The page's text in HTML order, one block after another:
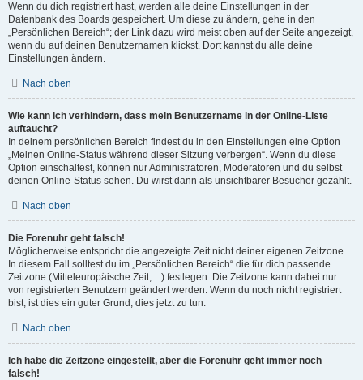
Wenn du dich registriert hast, werden alle deine Einstellungen in der
Datenbank des Boards gespeichert. Um diese zu ändern, gehe in den
„Persönlichen Bereich“; der Link dazu wird meist oben auf der Seite angezeigt,
wenn du auf deinen Benutzernamen klickst. Dort kannst du alle deine
Einstellungen ändern.
Nach oben
Wie kann ich verhindern, dass mein Benutzername in der Online-Liste
auftaucht?
In deinem persönlichen Bereich findest du in den Einstellungen eine Option
„Meinen Online-Status während dieser Sitzung verbergen“. Wenn du diese
Option einschaltest, können nur Administratoren, Moderatoren und du selbst
deinen Online-Status sehen. Du wirst dann als unsichtbarer Besucher gezählt.
Nach oben
Die Forenuhr geht falsch!
Möglicherweise entspricht die angezeigte Zeit nicht deiner eigenen Zeitzone.
In diesem Fall solltest du im „Persönlichen Bereich“ die für dich passende
Zeitzone (Mitteleuropäische Zeit, ...) festlegen. Die Zeitzone kann dabei nur
von registrierten Benutzern geändert werden. Wenn du noch nicht registriert
bist, ist dies ein guter Grund, dies jetzt zu tun.
Nach oben
Ich habe die Zeitzone eingestellt, aber die Forenuhr geht immer noch
falsch!